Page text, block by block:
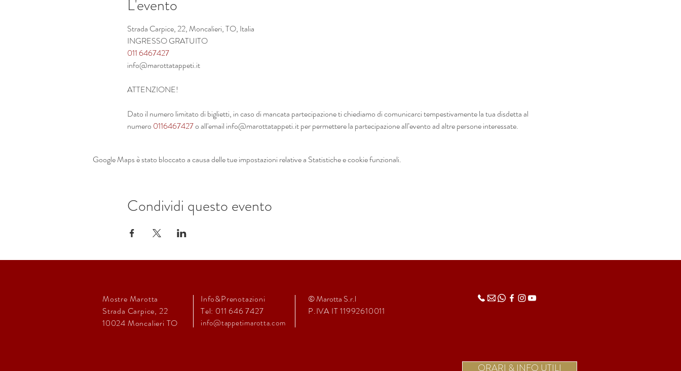
L'evento
Strada Carpice, 22, Moncalieri, TO, Italia
INGRESSO GRATUITO
011 6467427
info@marottatappeti.it
ATTENZIONE!
Dato il numero limitato di biglietti, in caso di mancata partecipazione ti chiediamo di comunicarci tempestivamente la tua disdetta al
numero 0116467427 o all'email info@marottatappeti.it per permettere la partecipazione all’evento ad altre persone interessate.
Google Maps è stato bloccato a causa delle tue impostazioni relative a Statistiche e cookie funzionali.
Condividi questo evento
Mostre Marotta
Strada Carpice, 22
10024 Moncalieri TO
Info&Prenotazioni
Tel: 011 646 7427
info@tappetimarotta.com
© Marotta S.r.l
P.IVA IT 11992610011
ORARI & INFO UTILI